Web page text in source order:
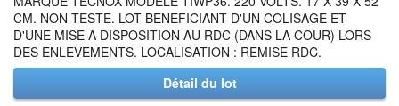
CM. NON TESTE. LOT BENEFICIANT D'UN COLISAGE ET
D'UNE MISE A DISPOSITION AU RDC (DANS LA COUR) LORS
DES ENLEVEMENTS. LOCALISATION : REMISE RDC.
Détail du lot